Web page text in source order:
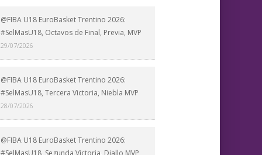
@FIBA U18 EuroBasket Trentino 2026:
#SelMasU18, Octavos de Final, Previa, MVP
29/07/2026
@FIBA U18 EuroBasket Trentino 2026:
#SelMasU18, Tercera Victoria, Niebla MVP
28/07/2026
@FIBA U18 EuroBasket Trentino 2026:
#SelMasU18, Segunda Victoria, Diallo MVP